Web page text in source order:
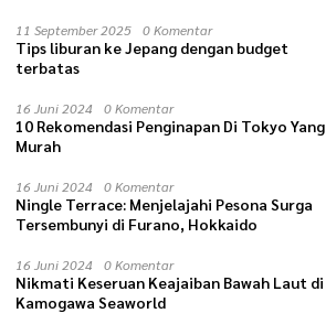
11 September 2025 0 Komentar
Tips liburan ke Jepang dengan budget
terbatas
16 Juni 2024 0 Komentar
10 Rekomendasi Penginapan Di Tokyo Yang
Murah
16 Juni 2024 0 Komentar
Ningle Terrace: Menjelajahi Pesona Surga
Tersembunyi di Furano, Hokkaido
16 Juni 2024 0 Komentar
Nikmati Keseruan Keajaiban Bawah Laut di
Kamogawa Seaworld